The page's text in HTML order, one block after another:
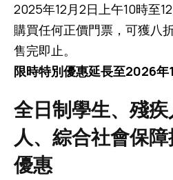
2025年12月2日上午10時至
購買任何正價門票，可獲八折
售完即止。
限時特別優惠延長至2026年
全日制學生、殘
人、綜合社會保
優惠